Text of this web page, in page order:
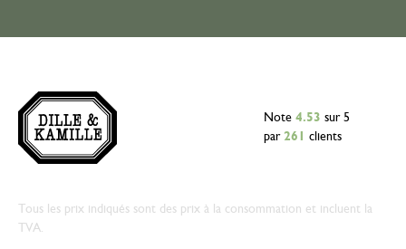
Note 4.53 sur 5
par 261 clients
Tous les prix indiqués sont des prix à la consommation et incluent la
TVA.